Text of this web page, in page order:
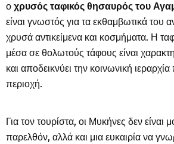
ο χρυσός ταφικός θησαυρός του
είναι γνωστός για τα εκθαμβωτικά του
χρυσά αντικείμενα και κοσμήματα. Η
μέσα σε θολωτούς τάφους είναι
και αποδεικνύει την κοινωνική
περιοχή.
Για τον τουρίστα, οι Μυκήνες δεν είναι
παρελθόν, αλλά και μια ευκαιρία να